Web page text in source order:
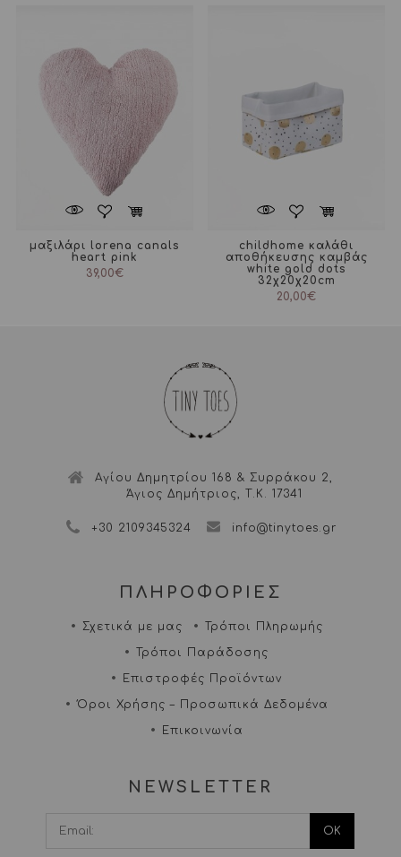
μαξιλάρι lorena canals
heart pink
39,00€
childhome καλάθι
αποθήκευσης καμβάς
white gold dots
32χ20χ20cm
20,00€
Αγίου Δημητρίου 168 & Συρράκου 2,
Άγιος Δημήτριος, Τ.Κ. 17341
+30 2109345324 info@tinytoes.gr
ΠΛΗΡΟΦΟΡΙΕΣ
Σχετικά με μας Τρόποι Πληρωμής
Τρόποι Παράδοσης
Επιστροφές Προϊόντων
Όροι Χρήσης – Προσωπικά Δεδομένα
Επικοινωνία
NEWSLETTER